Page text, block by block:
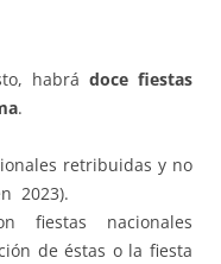
habrádoce fiestas
.
retribuidas y no
2023).
nacionales
de éstas o la fiesta